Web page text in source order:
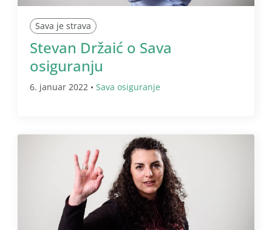
Sava je strava
Stevan Držaić o Sava
osiguranju
6. januar 2022 • Sava osiguranje